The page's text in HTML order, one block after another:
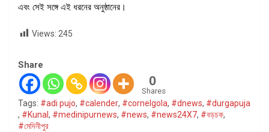
এবং সেই সঙ্গে এই ধরনের অনুষ্ঠানের।
Views: 245
Share
0
Shares
Tags: #adi pujo, #calender, #cornelgola, #dnews, #durgapuja
, #Kunal, #medinipurnews, #news, #news24X7, #বড়চক,
#মেদিনীপুর